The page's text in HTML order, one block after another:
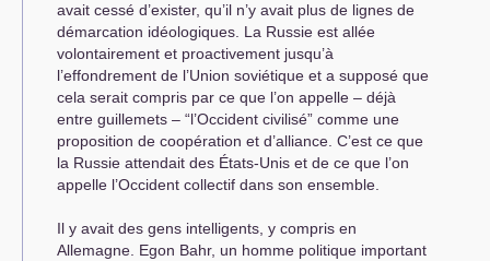
avait cessé d’exister, qu’il n’y avait plus de lignes de
démarcation idéologiques. La Russie est allée
volontairement et proactivement jusqu’à
l’effondrement de l’Union soviétique et a supposé que
cela serait compris par ce que l’on appelle – déjà
entre guillemets – “l’Occident civilisé” comme une
proposition de coopération et d’alliance. C’est ce que
la Russie attendait des États-Unis et de ce que l’on
appelle l’Occident collectif dans son ensemble.
Il y avait des gens intelligents, y compris en
Allemagne. Egon Bahr, un homme politique important